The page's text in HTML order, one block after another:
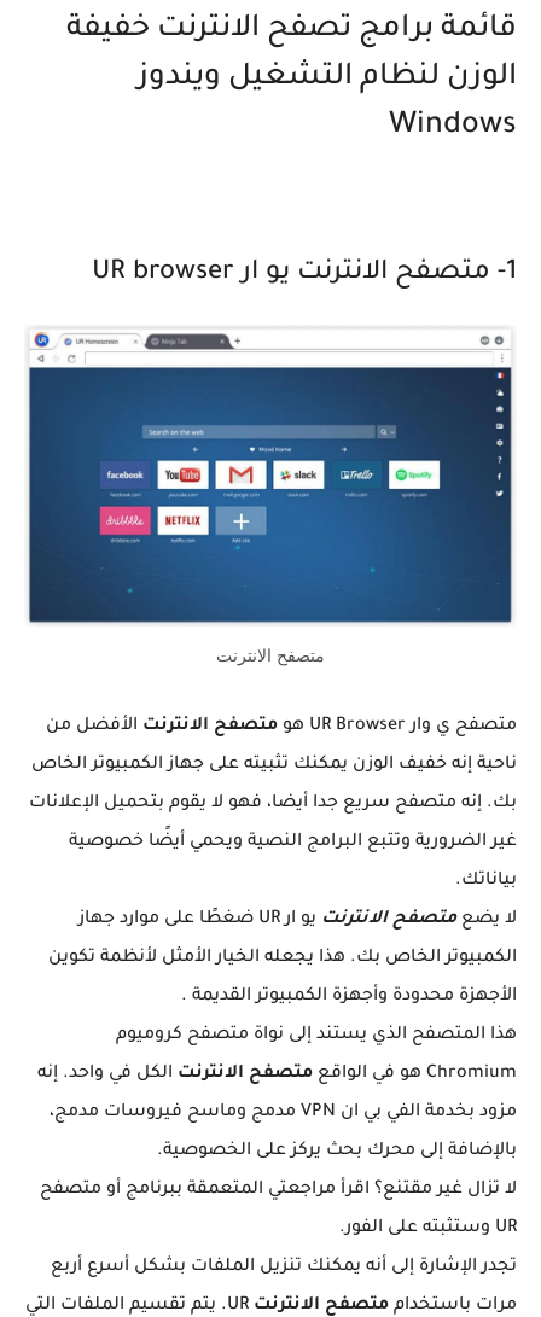
قائمة برامج تصفح الانترنت خفيفة
الوزن لنظام التشغيل ويندوز
Windows
1- متصفح الانترنت يو ار UR browser
متصفح الانترنت
متصفح ي وار UR Browser هو متصفح الانترنت الأفضل من
ناحية إنه خفيف الوزن يمكنك تثبيته على جهاز الكمبيوتر الخاص
بك. إنه متصفح سريع جدا أيضا، فهو لا يقوم بتحميل الإعلانات
غير الضرورية وتتبع البرامج النصية ويحمي أيضًا خصوصية
بياناتك.
لا يضعمتصفح الانترنت
يو ار UR ضغطًا على موارد جهاز
الكمبيوتر الخاص بك. هذا يجعله الخيار الأمثل لأنظمة تكوين
الأجهزة محدودة وأجهزة الكمبيوتر القديمة .
هذا المتصفح الذي يستند إلى نواة متصفح كروميوم
Chromium هو في الواقع
متصفح الانترنت الكل في واحد. إنه
مزود بخدمة الفي بي ان VPN مدمج وماسح فيروسات مدمج،
بالإضافة إلى محرك بحث يركز على الخصوصية.
لا تزال غير مقتنع؟ اقرأ مراجعتي المتعمقة ببرنامج أو متصفح
UR وستثبته على الفور.
تجدر الإشارة إلى أنه يمكنك تنزيل الملفات بشكل أسرع أربع
مرات باستخدام متصفح الانترنت
UR. يتم تقسيم الملفات التي